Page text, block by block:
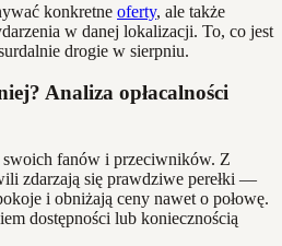
konkretne oferty, ale także
w danej lokalizacji. To, co jest
drogie w sierpniu.
Analiza opłacalności
swoich fanów i przeciwników. Z
zdarzają się prawdziwe perełki —
i obniżają ceny nawet o połowę.
dostępności lub koniecznością